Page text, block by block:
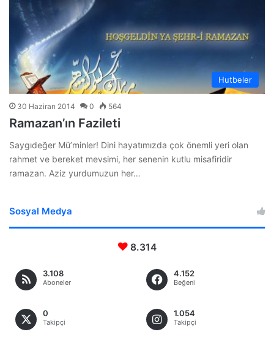
Hutbeler
30 Haziran 2014 0 564
Ramazan’ın Fazileti
Saygıdeğer Mü’minler! Dini hayatımızda çok önemli yeri olan
rahmet ve bereket mevsimi, her senenin kutlu misafiridir
ramazan. Aziz yurdumuzun her…
Sosyal Medya
8.314
3.108
Aboneler
4.152
Beğeni
0
Takipçi
1.054
Takipçi